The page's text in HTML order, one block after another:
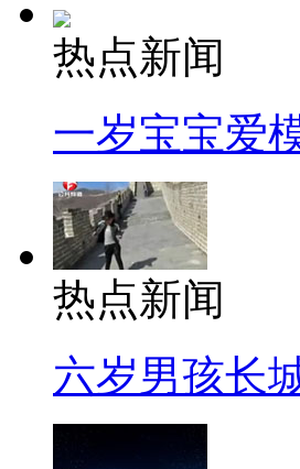
热点新闻
一岁宝宝爱
热点新闻
六岁男孩长